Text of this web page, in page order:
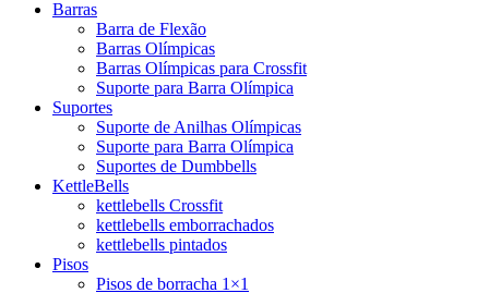
Barras
Barra de Flexão
Barras Olímpicas
Barras Olímpicas para Crossfit
Suporte para Barra Olímpica
Suportes
Suporte de Anilhas Olímpicas
Suporte para Barra Olímpica
Suportes de Dumbbells
KettleBells
kettlebells Crossfit
kettlebells emborrachados
kettlebells pintados
Pisos
Pisos de borracha 1×1